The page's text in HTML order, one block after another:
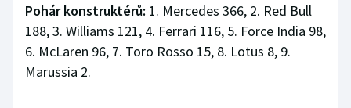
Pohár konstruktérů: 1. Mercedes 366, 2. Red Bull
188, 3. Williams 121, 4. Ferrari 116, 5. Force India 98,
6. McLaren 96, 7. Toro Rosso 15, 8. Lotus 8, 9.
Marussia 2.